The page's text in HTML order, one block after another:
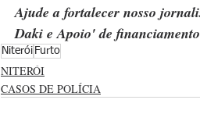
Ajude a fortalecer nosso
Daki e Apoio' de
Niterói Furto
NITERÓI
CASOS DE POLÍCIA